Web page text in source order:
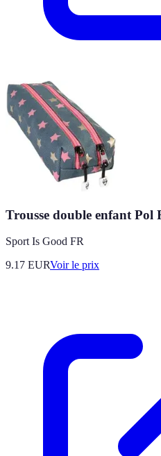
Trousse double enfant
Sport Is Good FR
9.17 EURVoir le prix